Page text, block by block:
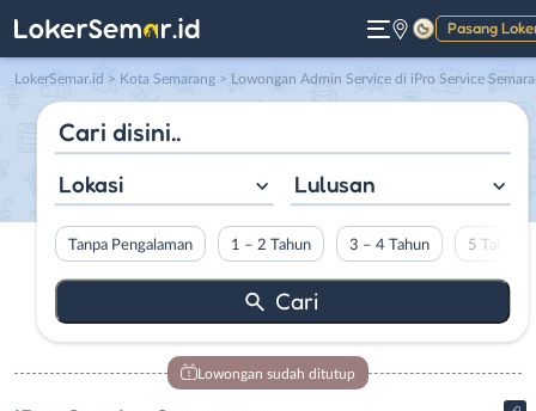
Pasang
Gelap
LokerSemar.id > Kota Semarang > Lowongan Admin Service di iPro Service
Lokasi Lulusan
Tanpa Pengalaman 1 – 2 Tahun 3 – 4 Tahun 5 Tahun
Lowongan sudah ditutup